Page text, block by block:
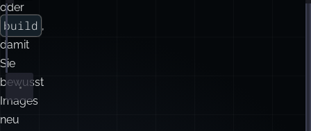
oder
build ,
damit
Sie
bewusst
Images
neu
#!/bin/bash
docker